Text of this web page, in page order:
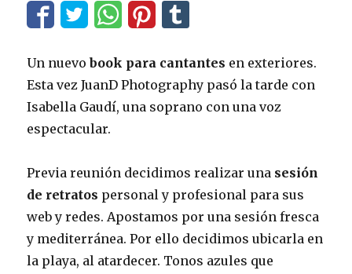
Un nuevobook para cantantes en exteriores.
Esta vez JuanD Photography pasó la tarde con
Isabella Gaudí, una soprano con una voz
espectacular.
Previa reunión decidimos realizar una sesión
de retratos personal y profesional para sus
web y redes. Apostamos por una sesión fresca
y mediterránea. Por ello decidimos ubicarla en
la playa, al atardecer. Tonos azules que